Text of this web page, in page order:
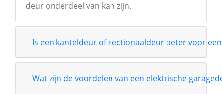
deur onderdeel van kan zijn.
Is een kanteldeur of sectionaaldeur beter voor
Wat zijn de voordelen van een elektrische